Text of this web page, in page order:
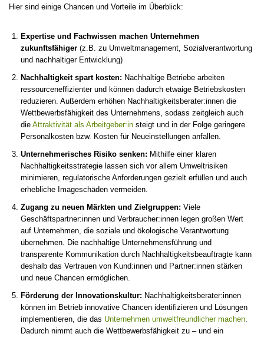
Hier sind einige Chancen und Vorteile im Überblick:
Expertise und Fachwissen machen Unternehmen
zukunftsfähiger (z.B. zu Umweltmanagement, Sozialverantwortung
und nachhaltiger Entwicklung)
Nachhaltigkeit spart kosten: Nachhaltige Betriebe arbeiten
ressourceneffizienter und können dadurch etwaige Betriebskosten
reduzieren. Außerdem erhöhen Nachhaltigkeitsberater:innen die
Wettbewerbsfähigkeit des Unternehmens, sodass zeitgleich auch
die Attraktivität als Arbeitgeber:in steigt und in der Folge geringere
Personalkosten bzw. Kosten für Neueinstellungen anfallen.
Unternehmerisches Risiko senken: Mithilfe einer klaren
Nachhaltigkeitsstrategie lassen sich vor allem Umweltrisiken
minimieren, regulatorische Anforderungen gezielt erfüllen und auch
erhebliche Imageschäden vermeiden.
Zugang zu neuen Märkten und Zielgruppen: Viele
Geschäftspartner:innen und Verbraucher:innen legen großen Wert
auf Unternehmen, die soziale und ökologische Verantwortung
übernehmen. Die nachhaltige Unternehmensführung und
transparente Kommunikation durch Nachhaltigkeitsbeauftragte kann
deshalb das Vertrauen von Kund:innen und Partner:innen stärken
und neue Chancen ermöglichen.
Förderung der Innovationskultur: Nachhaltigkeitsberater:innen
können im Betrieb innovative Chancen identifizieren und Lösungen
implementieren, die das Unternehmen umweltfreundlicher machen
Dadurch nimmt auch die Wettbewerbsfähigkeit zu – und ein